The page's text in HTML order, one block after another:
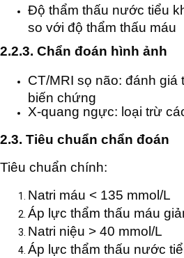
Độ thẩm thấu nước tiểu
so với độ thẩm thấu máu
2.2.3. Chẩn đoán hình ảnh
CT/MRI sọ não: đánh
biến chứng
X-quang ngực: loại trừ
2.3. Tiêu chuẩn chẩn đoán
Tiêu chuẩn chính:
Natri máu < 135 mmol/L
Áp lực thẩm thấu máu
Natri niệu > 40 mmol/L
Áp lực thẩm thấu nước